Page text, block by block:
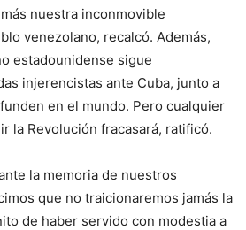
nuestra inconmovible
venezolano, recalcó. Además,
estadounidense sigue
injerencistas ante Cuba, junto a
en el mundo. Pero cualquier
la Revolución fracasará, ratificó.
la memoria de nuestros
que no traicionaremos jamás la
de haber servido con modestia a